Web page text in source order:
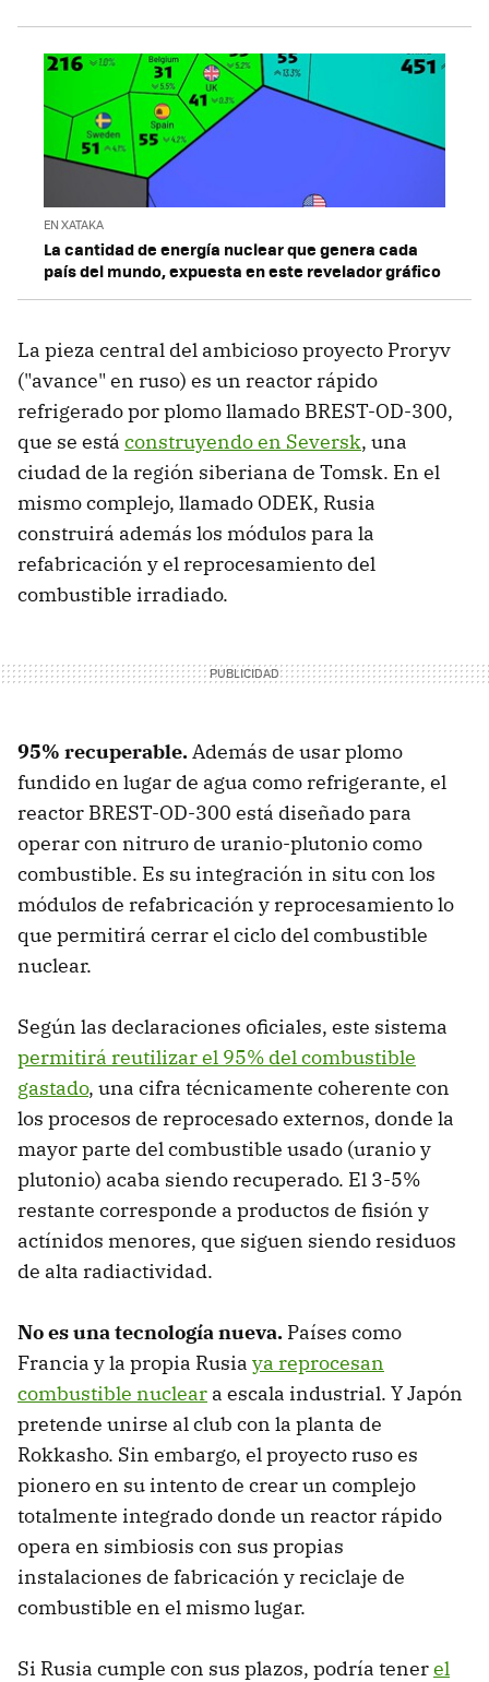
EN XATAKA
La cantidad de energía nuclear que genera cada
país del mundo, expuesta en este revelador gráfico
La pieza central del ambicioso proyecto Proryv
("avance" en ruso) es un reactor rápido
refrigerado por plomo llamado BREST-OD-300,
que se está construyendo en Seversk, una
ciudad de la región siberiana de Tomsk. En el
mismo complejo, llamado ODEK, Rusia
construirá además los módulos para la
refabricación y el reprocesamiento del
combustible irradiado.
95% recuperable.Además de usar plomo
fundido en lugar de agua como refrigerante, el
reactor BREST-OD-300 está diseñado para
operar con nitruro de uranio-plutonio como
combustible. Es su integración in situ con los
módulos de refabricación y reprocesamiento lo
que permitirá cerrar el ciclo del combustible
nuclear.
Según las declaraciones oficiales, este sistema
permitirá reutilizar el 95% del combustible
gastado, una cifra técnicamente coherente con
los procesos de reprocesado externos, donde la
mayor parte del combustible usado (uranio y
plutonio) acaba siendo recuperado. El 3-5%
restante corresponde a productos de fisión y
actínidos menores, que siguen siendo residuos
de alta radiactividad.
No es una tecnología nueva. Países como
Francia y la propia Rusia ya reprocesan
combustible nuclear a escala industrial. Y Japón
pretende unirse al club con la planta de
Rokkasho. Sin embargo, el proyecto ruso es
pionero en su intento de crear un complejo
totalmente integrado donde un reactor rápido
opera en simbiosis con sus propias
instalaciones de fabricación y reciclaje de
combustible en el mismo lugar.
Si Rusia cumple con sus plazos, podría tenerel